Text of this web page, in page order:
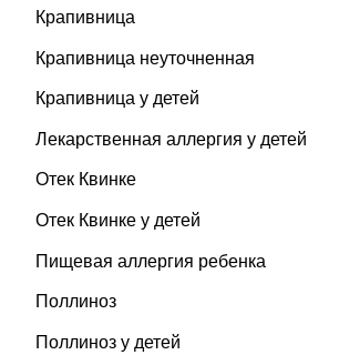
Крапивница
Крапивница неуточненная
Крапивница у детей
Лекарственная аллергия у детей
Отек Квинке
Отек Квинке у детей
Пищевая аллергия ребенка
Поллиноз
Поллиноз у детей